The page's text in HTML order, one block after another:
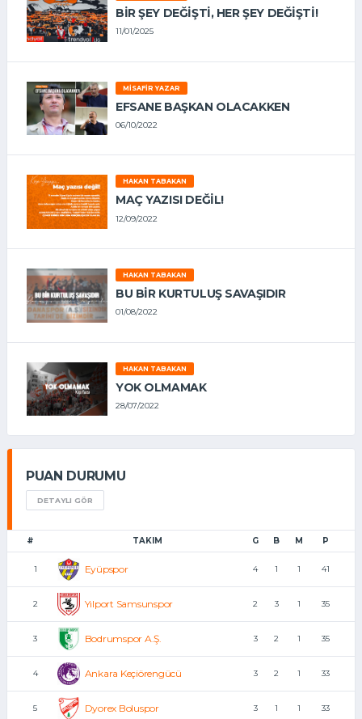
BIR ŞEY DEĞIŞTI, HER ŞEY DEĞIŞTI!
11/01/2025
MISAFIR YAZAR
EFSANE BAŞKAN OLACAKKEN
06/10/2022
HAKAN TABAKAN
MAÇ YAZISI DEĞİL!
12/09/2022
HAKAN TABAKAN
BU BİR KURTULUŞ SAVAŞIDIR
01/08/2022
HAKAN TABAKAN
YOK OLMAMAK
28/07/2022
PUAN DURUMU
DETAYLI GÖR
# TAKIM G B M P
1 Eyüpspor 4 1 1 41
2 Yılport Samsunspor 2 3 1 35
3 Bodrumspor A.Ş. 3 2 1 35
4 Ankara Keçiörengücü 3 2 1 33
5 Dyorex Boluspor 3 1 1 33